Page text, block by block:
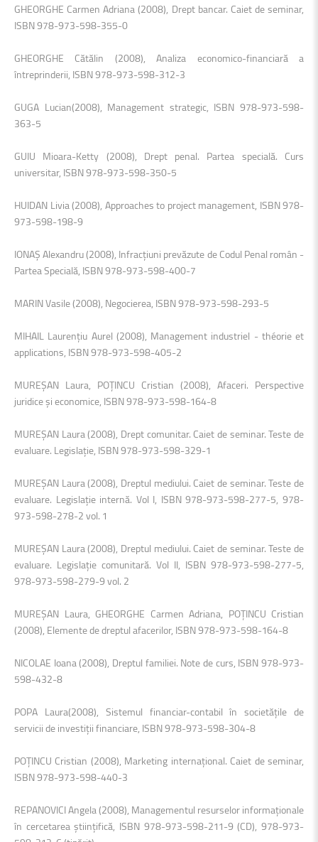
GHEORGHE Carmen Adriana (2008), Drept bancar. Caiet de seminar,
ISBN 978-973-598-355-0
GHEORGHE Cătălin (2008), Analiza economico-financiară a
întreprinderii, ISBN 978-973-598-312-3
GUGA Lucian(2008), Management strategic, ISBN 978-973-598-
363-5
GUIU Mioara-Ketty (2008), Drept penal. Partea specială. Curs
universitar, ISBN 978-973-598-350-5
HUIDAN Livia (2008), Approaches to project management, ISBN 978-
973-598-198-9
IONAŞ Alexandru (2008), Infracţiuni prevăzute de Codul Penal român -
Partea Specială, ISBN 978-973-598-400-7
MARIN Vasile (2008), Negocierea, ISBN 978-973-598-293-5
MIHAIL Laurenţiu Aurel (2008), Management industriel - théorie et
applications, ISBN 978-973-598-405-2
MUREŞAN Laura, POŢINCU Cristian (2008), Afaceri. Perspective
juridice şi economice, ISBN 978-973-598-164-8
MUREŞAN Laura (2008), Drept comunitar. Caiet de seminar. Teste de
evaluare. Legislaţie, ISBN 978-973-598-329-1
MUREŞAN Laura (2008), Dreptul mediului. Caiet de seminar. Teste de
evaluare. Legislaţie internă. Vol I, ISBN 978-973-598-277-5, 978-
973-598-278-2 vol. 1
MUREŞAN Laura (2008), Dreptul mediului. Caiet de seminar. Teste de
evaluare. Legislaţie comunitară. Vol II, ISBN 978-973-598-277-5,
978-973-598-279-9 vol. 2
MUREŞAN Laura, GHEORGHE Carmen Adriana, POŢINCU Cristian
(2008), Elemente de dreptul afacerilor, ISBN 978-973-598-164-8
NICOLAE Ioana (2008), Dreptul familiei. Note de curs, ISBN 978-973-
598-432-8
POPA Laura(2008), Sistemul financiar-contabil în societăţile de
servicii de investiţii financiare, ISBN 978-973-598-304-8
POŢINCU Cristian (2008), Marketing internaţional. Caiet de seminar,
ISBN 978-973-598-440-3
REPANOVICI Angela (2008), Managementul resurselor informaţionale
în cercetarea ştiinţifică, ISBN 978-973-598-211-9 (CD), 978-973-